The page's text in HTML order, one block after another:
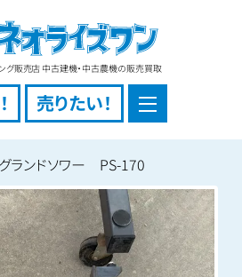
ング販売店 中古建機・中古農機の販売買取
売りたい！
ランドソワー PS-170